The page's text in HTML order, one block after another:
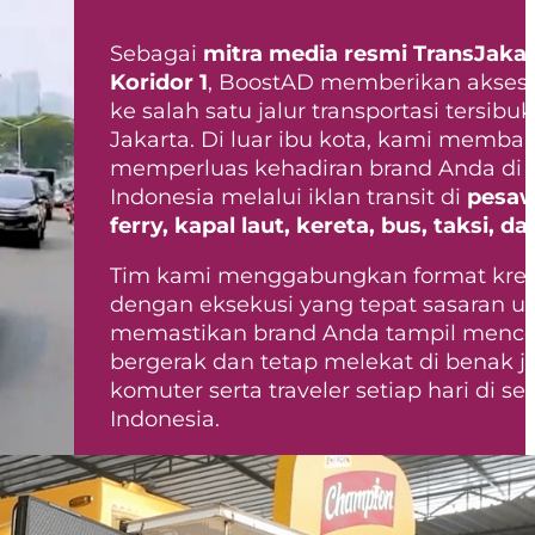
Sebagai mitra media resmi
Koridor 1, BoostAD memberikan akses
ke salah satu jalur transportasi
Jakarta. Di luar ibu kota, kami
memperluas kehadiran brand Anda di
Indonesia melalui iklan transit di
ferry, kapal laut, kereta, bus, taksi,
Tim kami menggabungkan format
dengan eksekusi yang tepat sasaran
memastikan brand Anda tampil
bergerak dan tetap melekat di benak
komuter serta traveler setiap hari di
Indonesia.